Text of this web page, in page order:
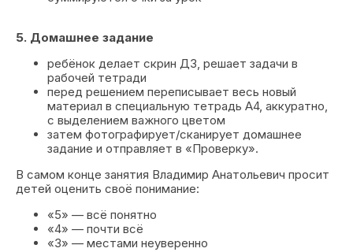
5. Домашнее задание
ребёнок делает скрин ДЗ, решает задачи в
рабочей тетради
перед решением переписывает весь новый
материал в специальную тетрадь А4, аккуратно,
с выделением важного цветом
затем фотографирует/сканирует домашнее
задание и отправляет в «Проверку».
В самом конце занятия Владимир Анатольевич просит
детей оценить своё понимание:
«5» — всё понятно
«4» — почти всё
«3» — местами неуверенно